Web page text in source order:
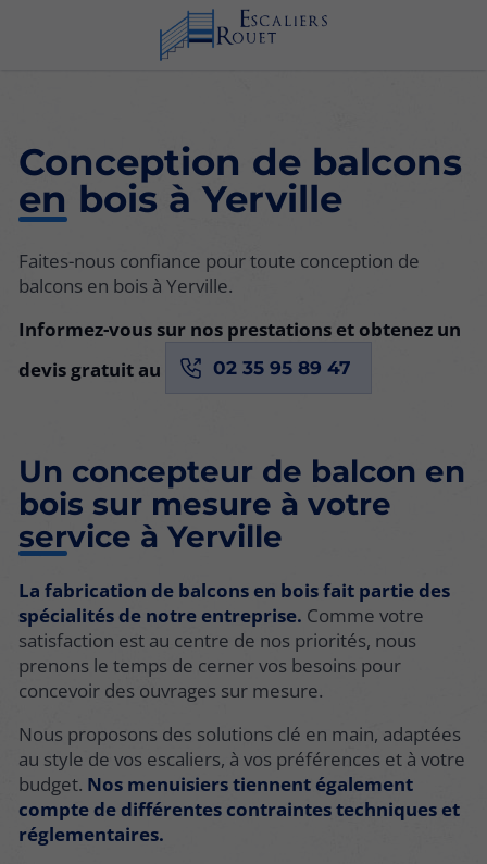
Conception de balcons
en bois à Yerville
Faites-nous confiance pour toute conception de
balcons en bois à Yerville.
Informez-vous sur nos prestations et obtenez un
devis gratuit au
02 35 95 89 47
Un concepteur de balcon en
bois sur mesure à votre
service à Yerville
La fabrication de balcons en bois fait partie des
spécialités de notre entreprise. Comme votre
satisfaction est au centre de nos priorités, nous
prenons le temps de cerner vos besoins pour
concevoir des ouvrages sur mesure.
Nous proposons des solutions clé en main, adaptées
au style de vos escaliers, à vos préférences et à votre
budget. Nos menuisiers tiennent également
compte de différentes contraintes techniques et
réglementaires.